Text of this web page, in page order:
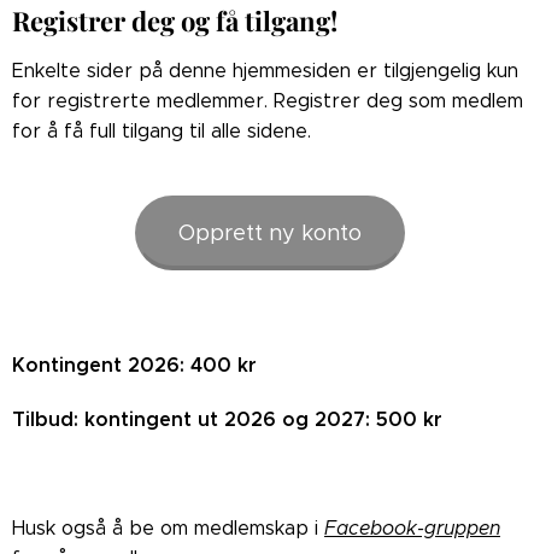
Registrer deg og få tilgang!
Enkelte sider på denne hjemmesiden er tilgjengelig kun
for registrerte medlemmer. Registrer deg som medlem
for å få full tilgang til alle sidene.
Opprett ny konto
Kontingent 2026: 400 kr
Tilbud: kontingent ut 2026 og 2027: 500 kr
Husk også å be om medlemskap i Facebook-gruppen